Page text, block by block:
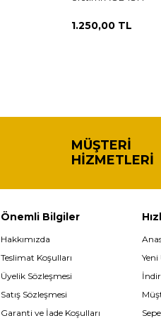
1.250,00 TL
MÜŞTERI
HIZMETLERI
Önemli Bilgiler
Hakkımızda
Teslimat Koşulları
Üyelik Sözleşmesi
Satış Sözleşmesi
Garanti ve İade Koşulları